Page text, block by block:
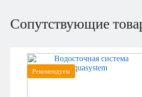
Сопутствующие
Рекомендуем